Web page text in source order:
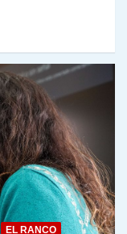
EL RANCO